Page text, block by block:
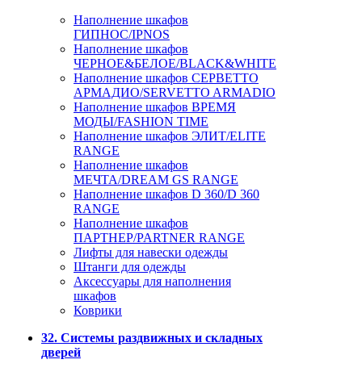
Наполнение шкафов
ГИПНОС/IPNOS
Наполнение шкафов
ЧЕРНОЕ&БЕЛОЕ/BLACK&WHITE
Наполнение шкафов СЕРВЕТТО
АРМАДИО/SERVETTO ARMADIO
Наполнение шкафов ВРЕМЯ
МОДЫ/FASHION TIME
Наполнение шкафов ЭЛИТ/ELITE
RANGE
Наполнение шкафов
МЕЧТА/DREAM GS RANGE
Наполнение шкафов D 360/D 360
RANGE
Наполнение шкафов
ПАРТНЕР/PARTNER RANGE
Лифты для навески одежды
Штанги для одежды
Аксессуары для наполнения
шкафов
Коврики
32. Системы раздвижных и складных
дверей